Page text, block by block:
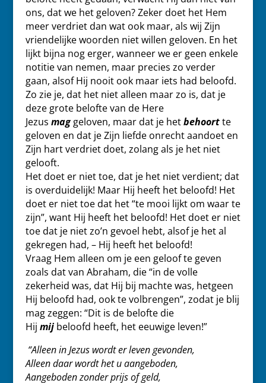
ons, dat we het geloven? Zeker doet het Hem
meer verdriet dan wat ook maar, als wij Zijn
vriendelijke woorden niet willen geloven. En het
lijkt bijna nog erger, wanneer we er geen enkele
notitie van nemen, maar precies zo verder
gaan, alsof Hij nooit ook maar iets had beloofd.
Zo zie je, dat het niet alleen maar zo is, dat je
deze grote belofte van de Here
Jezus maggeloven, maar dat je hetbehoortte
geloven en dat je Zijn liefde onrecht aandoet en
Zijn hart verdriet doet, zolang als je het niet
gelooft.
Het doet er niet toe, dat je het niet verdient; dat
is overduidelijk! Maar Hij heeft het beloofd! Het
doet er niet toe dat het “te mooi lijkt om waar te
zijn”, want Hij heeft het beloofd! Het doet er niet
toe dat je niet zo’n gevoel hebt, alsof je het al
gekregen had, – Hij heeft het beloofd!
Vraag Hem alleen om je een geloof te geven
zoals dat van Abraham, die “in de volle
zekerheid was, dat Hij bij machte was, hetgeen
Hij beloofd had, ook te volbrengen”, zodat je blij
mag zeggen: “Dit is de belofte die
Hij mij beloofd heeft, het eeuwige leven!”
“Alleen in Jezus wordt er leven gevonden,
Alleen daar wordt het u aangeboden,
Aangeboden zonder prijs of geld,